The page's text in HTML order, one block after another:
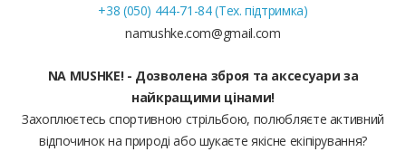
+38 (050) 444-71-84 (Тех. підтримка)
namushke.com@gmail.com
NA MUSHKE! - Дозволена зброя та аксесуари за
найкращими цінами!
Захоплюєтесь спортивною стрільбою, полюбляєте активний
відпочинок на природі або шукаєте якісне екіпірування?